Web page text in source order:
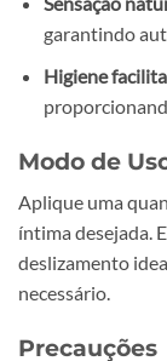
garantindo
Higiene
Modo de
Aplique uma
íntima desejada.
deslizamento
necessário.
Precauções